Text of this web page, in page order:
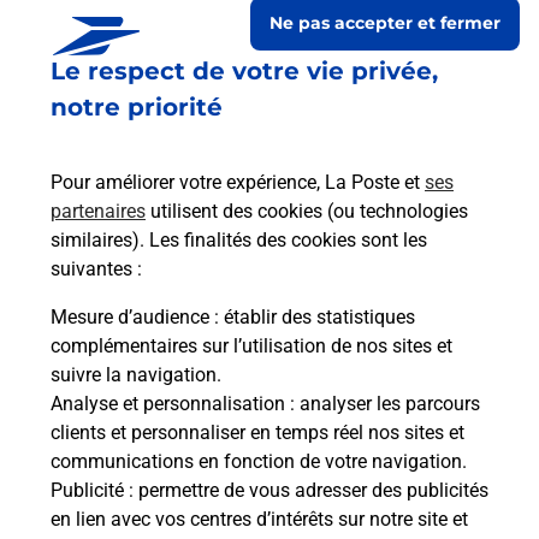
Le respect de votre vie privée,
notre priorité
Pour améliorer votre expérience, La Poste et ses
partenaires utilisent des cookies (ou technologies
similaires). Les finalités des cookies sont les
suivantes :
Mesure d’audience : établir des statistiques
complémentaires sur l’utilisation de nos sites et
suivre la navigation.
Analyse et personnalisation : analyser les parcours
clients et personnaliser en temps réel nos sites et
communications en fonction de votre navigation.
Publicité : permettre de vous adresser des publicités
en lien avec vos centres d’intérêts sur notre site et
Ne pas accepter et fermer
Collecte du courrier aujourd'hui à 08h30
7 Rue Du Village
02200 Missy Aux Bois
Itinéraire
Le lien s'ouvre dans un nouvel onglet